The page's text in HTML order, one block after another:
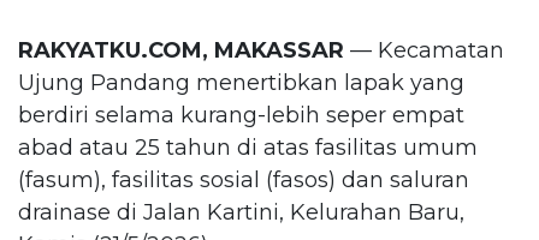
RAKYATKU.COM, MAKASSAR — Kecamatan
Ujung Pandang menertibkan lapak yang
berdiri selama kurang-lebih seper empat
abad atau 25 tahun di atas fasilitas umum
(fasum), fasilitas sosial (fasos) dan saluran
drainase di Jalan Kartini, Kelurahan Baru,